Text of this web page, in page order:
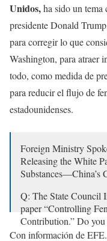
Unidos,ha sido un tema
presidente Donald
para corregir lo que
Washington, para atraer
todo, como medida de
para reducir el flujo de
estadounidenses.
Foreign Ministry
Releasing the White
Substances—China’s
Q: The State Council
paper “Controlling
Contribution.” Do
Con información de EFE.